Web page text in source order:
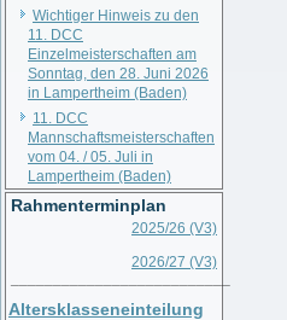
Wichtiger Hinweis zu den
11. DCC
Einzelmeisterschaften am
Sonntag, den 28. Juni 2026
in Lampertheim (Baden)
11. DCC
Mannschaftsmeisterschaften
vom 04. / 05. Juli in
Lampertheim (Baden)
Rahmenterminplan
2025/26 (V3)
2026/27 (V3)
Altersklasseneinteilung